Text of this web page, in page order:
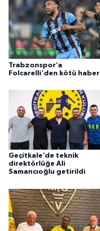
Trabzonspor’a
Folcarelli'den kötü haber
Geçitkale’de teknik
direktörlüğe Ali
Samancıoğlu getirildi